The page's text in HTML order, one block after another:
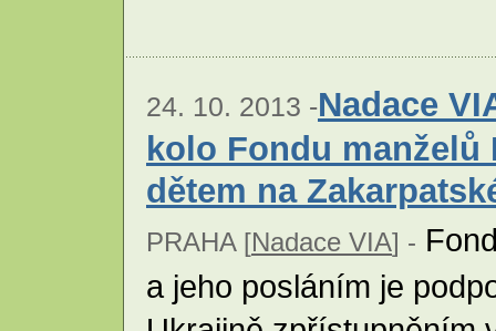
24. 10. 2013 -Nadace
kolo Fondu
dětem na
PRAHA [Nadace VIA] -
a jeho posláním je